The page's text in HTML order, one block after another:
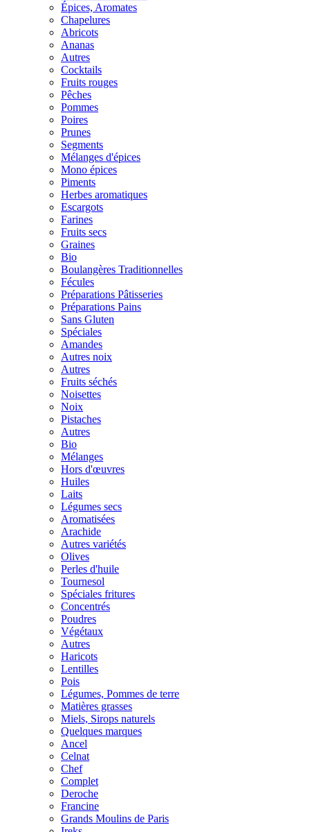
Épices, Aromates
Chapelures
Abricots
Ananas
Autres
Cocktails
Fruits rouges
Pêches
Pommes
Poires
Prunes
Segments
Mélanges d'épices
Mono épices
Piments
Herbes aromatiques
Escargots
Farines
Fruits secs
Graines
Bio
Boulangères Traditionnelles
Fécules
Préparations Pâtisseries
Préparations Pains
Sans Gluten
Spéciales
Amandes
Autres noix
Autres
Fruits séchés
Noisettes
Noix
Pistaches
Autres
Bio
Mélanges
Hors d'œuvres
Huiles
Laits
Légumes secs
Aromatisées
Arachide
Autres variétés
Olives
Perles d'huile
Tournesol
Spéciales fritures
Concentrés
Poudres
Végétaux
Autres
Haricots
Lentilles
Pois
Légumes, Pommes de terre
Matières grasses
Miels, Sirops naturels
Quelques marques
Ancel
Celnat
Chef
Complet
Deroche
Francine
Grands Moulins de Paris